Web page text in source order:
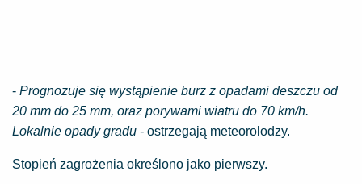
- Prognozuje się wystąpienie burz z opadami deszczu od
20 mm do 25 mm, oraz porywami wiatru do 70 km/h.
Lokalnie opady gradu - ostrzegają meteorolodzy.
Stopień zagrożenia określono jako pierwszy.